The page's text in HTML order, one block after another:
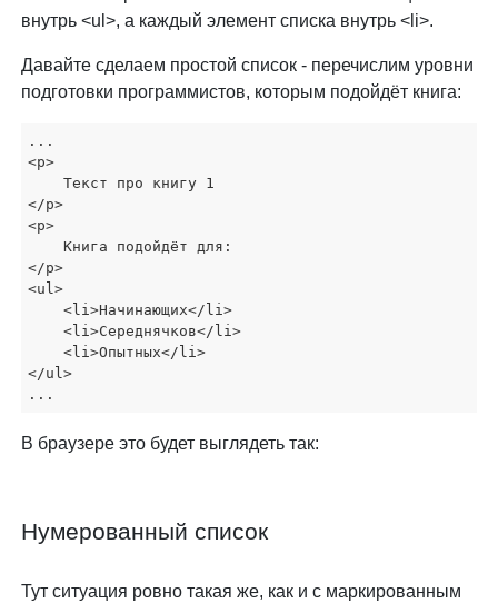
внутрь <ul>, а каждый элемент списка внутрь <li>.
Давайте сделаем простой список - перечислим уровни
подготовки программистов, которым подойдёт книга:
...
<p>
    Текст про книгу 1
</p>
<p>
    Книга подойдёт для:
</p>
<ul>
    <li>Начинающих</li>
    <li>Середнячков</li>
    <li>Опытных</li>
</ul>
...
В браузере это будет выглядеть так:
Нумерованный список
Тут ситуация ровно такая же, как и с маркированным